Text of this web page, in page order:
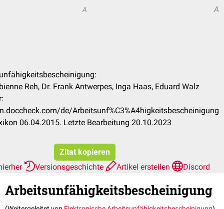
A A
Reh, Dr. Frank Antwerpes, Inga Haas, Eduard Walz
de/Arbeitsunf%C3%A4higkeitsbescheinigung
06.04.2015. Letzte Bearbeitung 20.10.2023
Zitat kopieren
Versionsgeschichte Artikel erstellen Discord
Arbeitsunfähigkeitsbescheinigung